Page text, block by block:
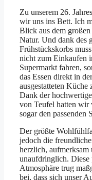
Zu unserem 26.
wir uns ins Bett. Ich
Blick aus dem
Natur. Und dank des
Frühstückskorbs
nicht zum Einkaufen
Supermarkt fahren,
das Essen direkt in
ausgestatteten Küche
Dank der
von Teufel hatten wir
sogar den passenden
Der größte
jedoch die
herzlich, aufmerksam
unaufdringlich. Diese
Atmosphäre trug
bei, dass sich unser